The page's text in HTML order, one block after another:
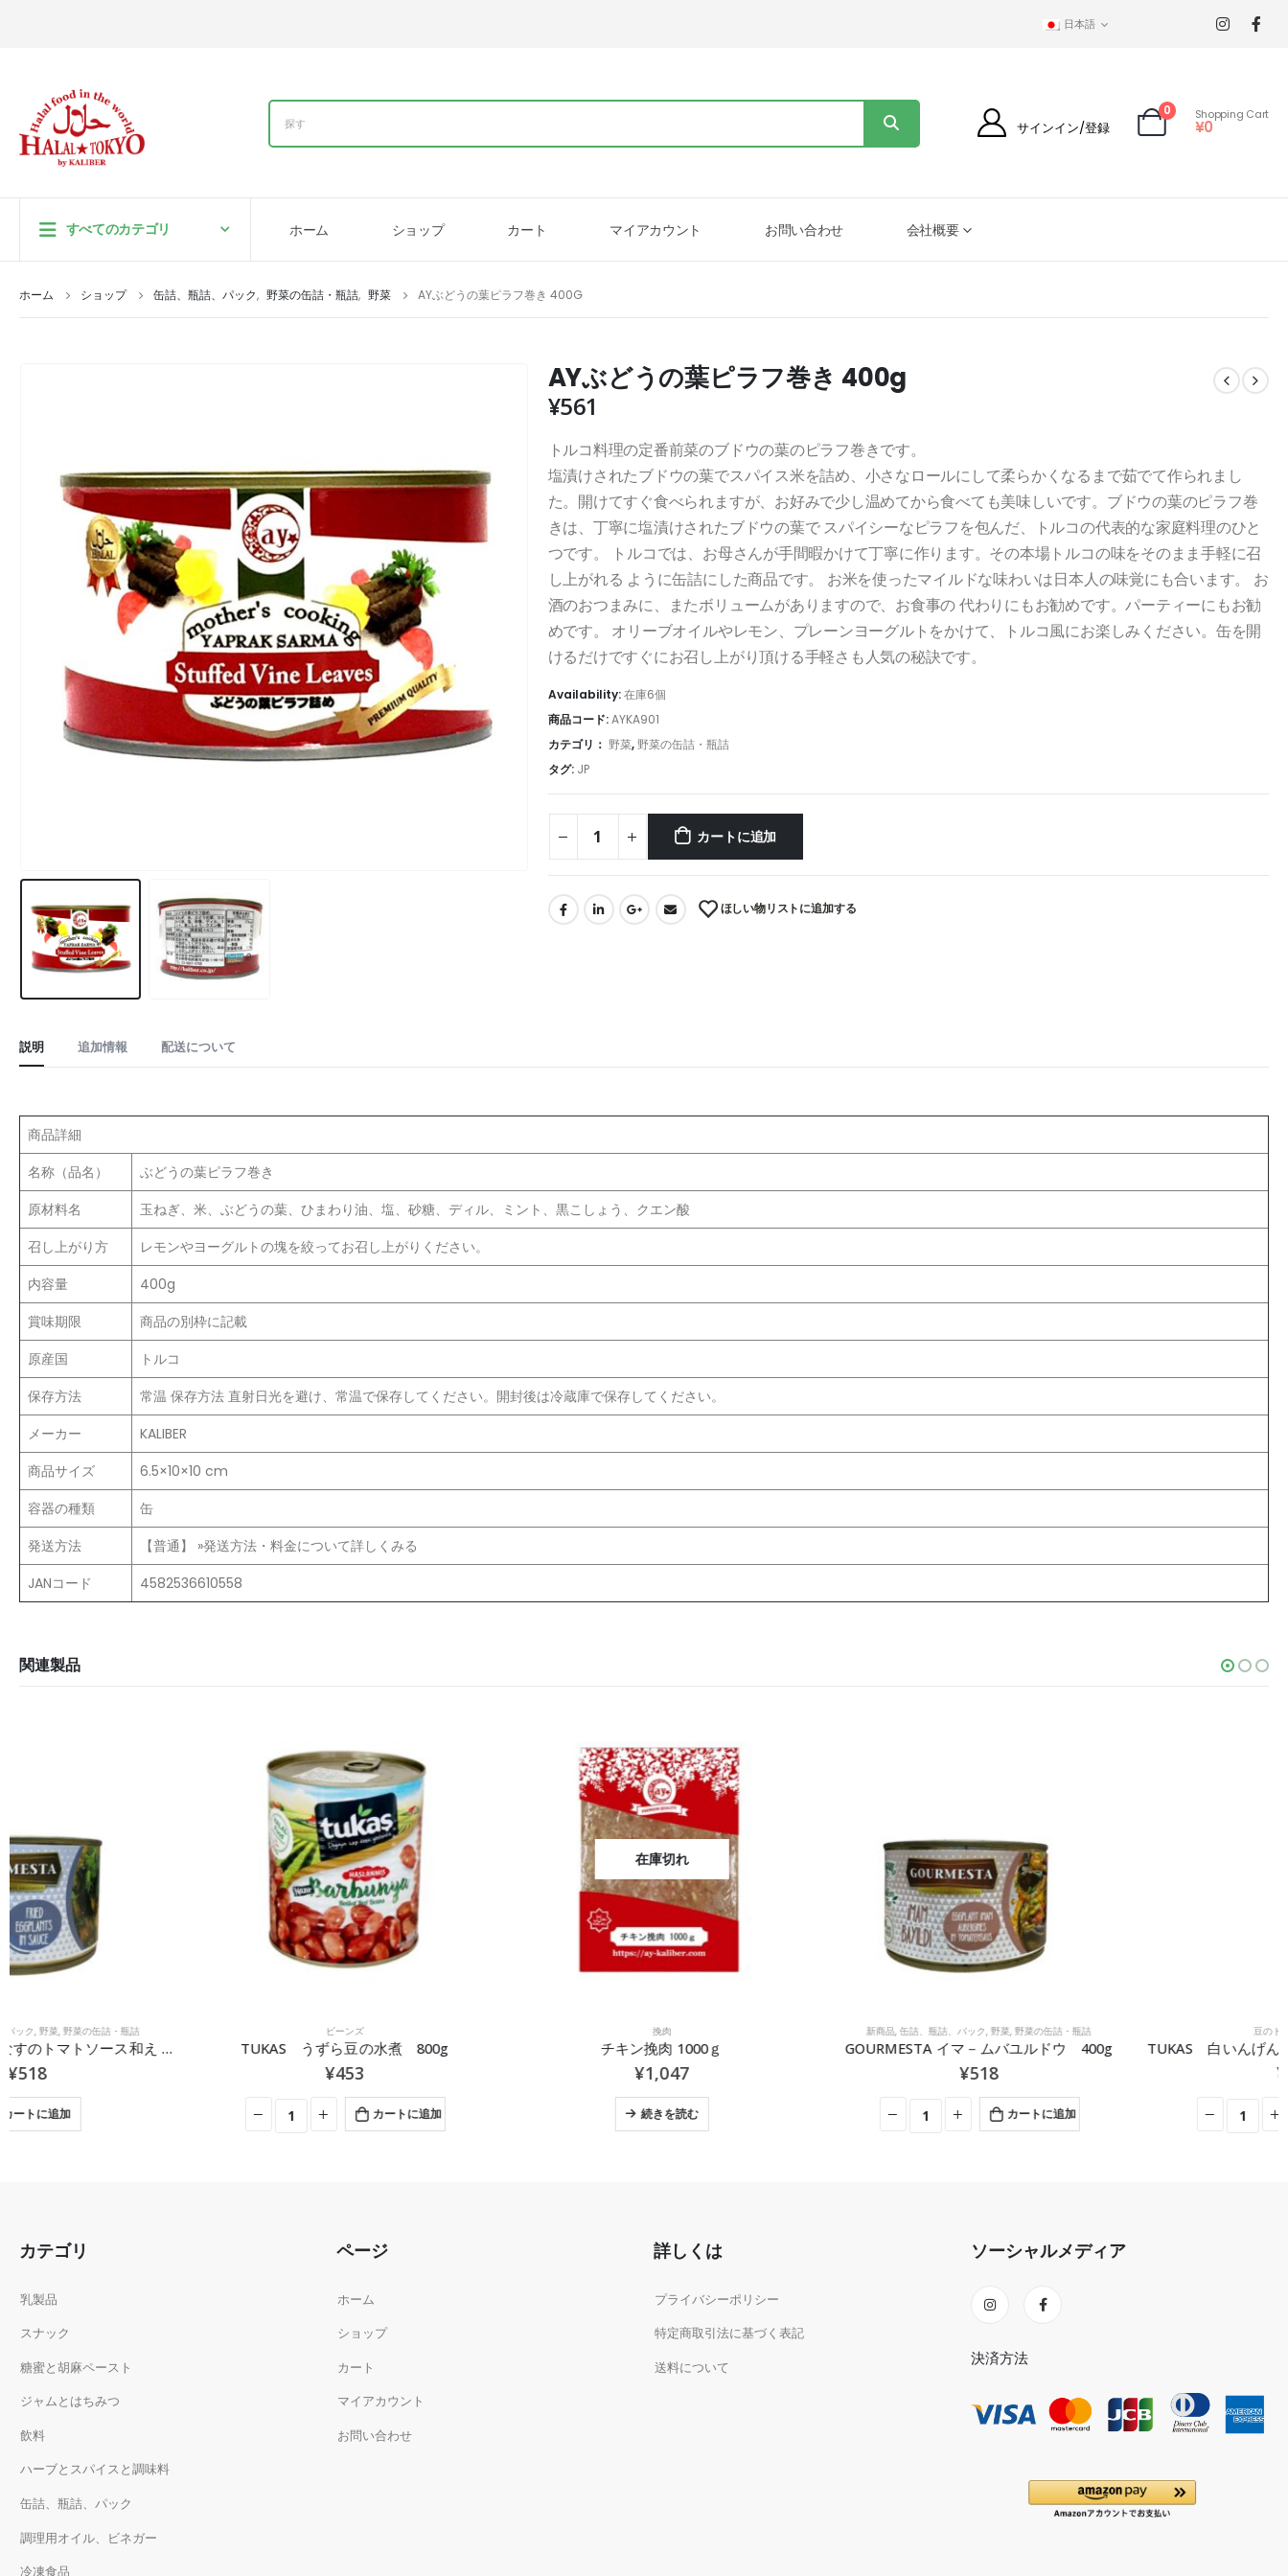
日本語
サインイン/登録
0 Shopping Cart
¥0
すべてのカテゴリ ホーム ショップ カート マイアカウント お問い合わせ 会社概要
ホーム ショップ 缶詰、瓶詰、パック, 野菜の缶詰・瓶詰, 野菜 AYぶどうの葉ピラフ巻き 400G
AYぶどうの葉ピラフ巻き 400g
¥561
トルコ料理の定番前菜のブドウの葉のピラフ巻きです。
塩漬けされたブドウの葉でスパイス米を詰め、小さなロールにして柔らかくなるまで茹でて作られまし
た。開けてすぐ食べられますが、お好みで少し温めてから食べても美味しいです。ブドウの葉のピラフ巻
きは、丁寧に塩漬けされたブドウの葉で スパイシーなピラフを包んだ、トルコの代表的な家庭料理のひと
つです。 トルコでは、お母さんが手間暇かけて丁寧に作ります。その本場トルコの味をそのまま手軽に召
し上がれる ように缶詰にした商品です。 お米を使ったマイルドな味わいは日本人の味覚にも合います。 お
酒のおつまみに、またボリュームがありますので、お食事の 代わりにもお勧めです。パーティーにもお勧
めです。 オリーブオイルやレモン、プレーンヨーグルトをかけて、トルコ風にお楽しみください。缶を開
けるだけですぐにお召し上がり頂ける手軽さも人気の秘訣です。
Availability:在庫6個
商品コード:AYKA901
カテゴリ： 野菜, 野菜の缶詰・瓶詰
タグ: JP
カートに追加
ほしい物リストに追加する
説明 追加情報 配送について
商品詳細
名称（品名）
ぶどうの葉ピラフ巻き
原材料名
玉ねぎ、米、ぶどうの葉、ひまわり油、塩、砂糖、ディル、ミント、黒こしょう、クエン酸
召し上がり方
レモンやヨーグルトの塊を絞ってお召し上がりください。
内容量
400g
賞味期限
商品の別枠に記載
原産国
トルコ
保存方法
常温 保存方法 直射日光を避け、常温で保存してください。開封後は冷蔵庫で保存してください。
メーカー
‎KALIBER
商品サイズ
6.5×10×10 cm
容器の種類
缶
発送方法
【普通】 »発送方法・料金について詳しくみる
JANコード
4582536610558
関連製品
TUKAS うずら豆の水煮 800g
カートに追加
チキン挽肉 1000ｇ
野菜の缶詰・瓶詰
GOURMESTA イマ－ムバユルドウ 400g
カートに追加
豆のトマトソース煮
TUKAS 白いんげん豆のトマトソース煮 400g
カートに追加
カテゴリ
乳製品
スナック
糖蜜と胡麻ペースト
ジャムとはちみつ
飲料
ハーブとスパイスと調味料
缶詰、瓶詰、パック
調理用オイル、ビネガー
冷凍食品
ページ
ホーム
ショップ
カート
マイアカウント
お問い合わせ
詳しくは
プライバシーポリシー
特定商取引法に基づく表記
送料について
ソーシャルメディア
決済方法